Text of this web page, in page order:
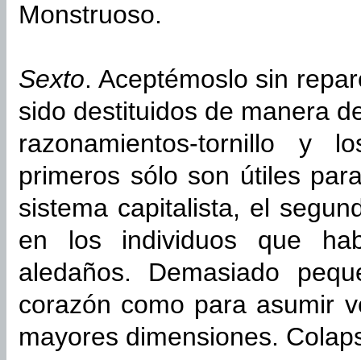
Monstruoso.
Sexto. Aceptémoslo sin
sido destituidos de manera
razonamientos-tornillo y
primeros sólo son útiles
sistema capitalista, el
en los individuos que
aledaños. Demasiado
corazón como para asumir
mayores dimensiones.